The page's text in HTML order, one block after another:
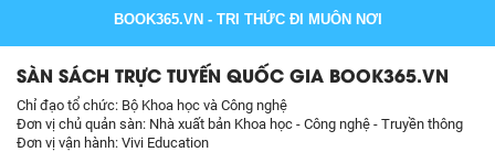
BOOK365.VN - TRI THỨC ĐI MUÔN NƠI
SÀN SÁCH TRỰC TUYẾN QUỐC GIA BOOK365.VN
Chỉ đạo tổ chức: Bộ Khoa học và Công nghệ
Đơn vị chủ quản sàn: Nhà xuất bản Khoa học - Công nghệ - Truyền thông
Đơn vị vận hành: Vivi Education